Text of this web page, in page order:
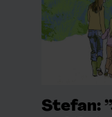
Stefan: